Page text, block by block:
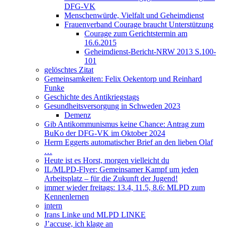
DFG-VK
Menschenwürde, Vielfalt und Geheimdienst
Frauenverband Courage braucht Unterstützung
Courage zum Gerichtstermin am
16.6.2015
Geheimdienst-Bericht-NRW 2013 S.100-
101
gelöschtes Zitat
Gemeinsamkeiten: Felix Oekentorp und Reinhard
Funke
Geschichte des Antikriegstags
Gesundheitsversorgung in Schweden 2023
Demenz
Gib Antikommunismus keine Chance: Antrag zum
BuKo der DFG-VK im Oktober 2024
Herrn Eggerts automatischer Brief an den lieben Olaf
…
Heute ist es Horst, morgen vielleicht du
IL/MLPD-Flyer: Gemeinsamer Kampf um jeden
Arbeitsplatz – für die Zukunft der Jugend!
immer wieder freitags: 13.4, 11.5, 8.6: MLPD zum
Kennenlernen
intern
Irans Linke und MLPD LINKE
J’accuse, ich klage an